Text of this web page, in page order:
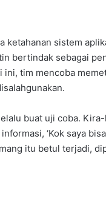
ketahanan sistem
bertindak sebagai
tim mencoba
buat uji coba.
‘Kok saya
itu betul terjadi,